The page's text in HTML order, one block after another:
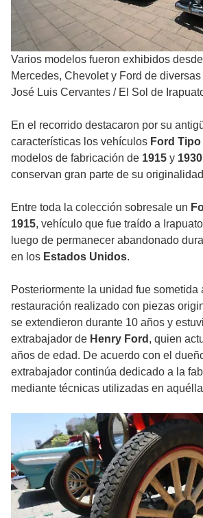
Varios modelos fueron exhibidos
Mercedes, Chevolet y Ford de
José Luis Cervantes / El Sol de
En el recorrido destacaron por su
características los vehículos Ford Tipo
modelos de fabricación de 1915 y 1930
conservan gran parte de su
Entre toda la colección sobresale un
1915, vehículo que fue traído a
luego de permanecer abandonado
en los Estados Unidos.
Posteriormente la unidad fue sometida
restauración realizado con piezas
se extendieron durante 10 años y
extrabajador de Henry Ford , quien
años de edad. De acuerdo con el
extrabajador continúa dedicado a la
mediante técnicas utilizadas en